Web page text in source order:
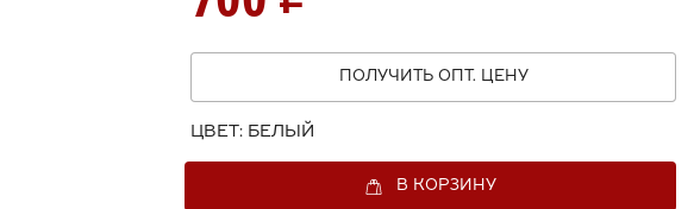
ПОЛУЧИТЬ ОПТ. ЦЕНУ
ЦВЕТ: БЕЛЫЙ
В КОРЗИНУ